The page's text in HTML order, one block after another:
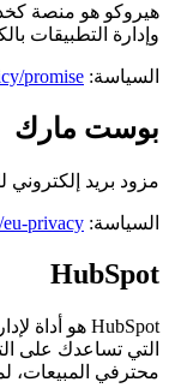
وإدارة التطبيقات
السياسة: promise
بوست مارك
مزود بريد إلكتروني
السياسة: eu-privacy
HubSpot
HubSpot هو أداة لإدارة علاقات العملاء
التي تساعدك على
محترفي المبيعات،